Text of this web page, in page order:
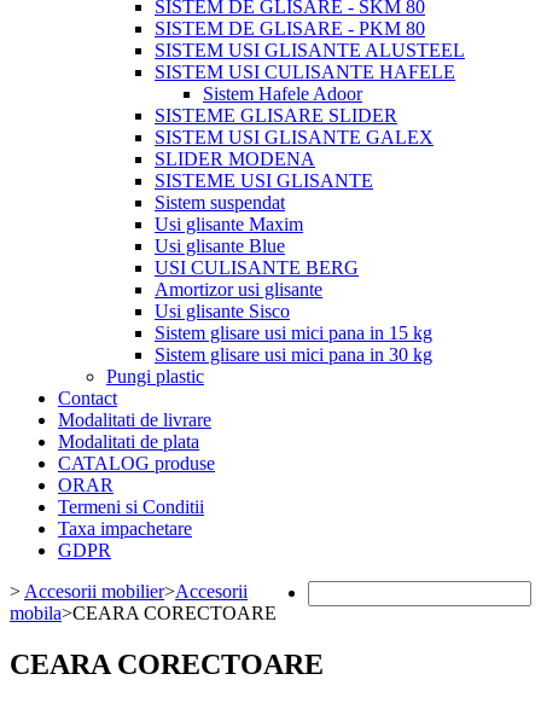
SISTEM DE GLISARE - SKM 80
SISTEM DE GLISARE - PKM 80
SISTEM USI GLISANTE ALUSTEEL
SISTEM USI CULISANTE HAFELE
Sistem Hafele Adoor
SISTEME GLISARE SLIDER
SISTEM USI GLISANTE GALEX
SLIDER MODENA
SISTEME USI GLISANTE
Sistem suspendat
Usi glisante Maxim
Usi glisante Blue
USI CULISANTE BERG
Amortizor usi glisante
Usi glisante Sisco
Sistem glisare usi mici pana in 15 kg
Sistem glisare usi mici pana in 30 kg
Pungi plastic
Contact
Modalitati de livrare
Modalitati de plata
CATALOG produse
ORAR
Termeni si Conditii
Taxa impachetare
GDPR
> Accesorii mobilier>Accesorii
mobila>CEARA CORECTOARE
CEARA CORECTOARE